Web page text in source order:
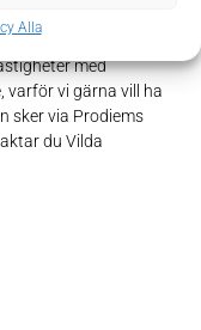
Alla
med
varför vi gärna vill ha
sker via Prodiems
du Vilda